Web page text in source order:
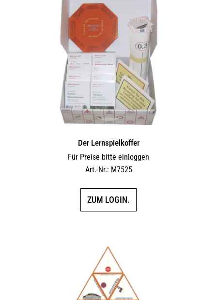
Der Lernspielkoffer
Für Preise bitte einloggen
Art.-Nr.: M7525
ZUM LOGIN.